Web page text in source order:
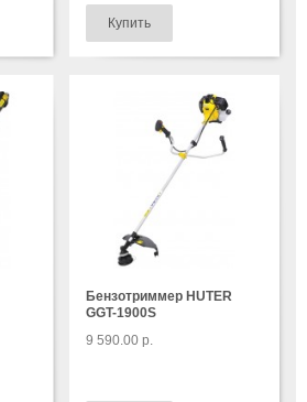
Бензотриммер HUTER
GGT-1900S
9 590.00 р.